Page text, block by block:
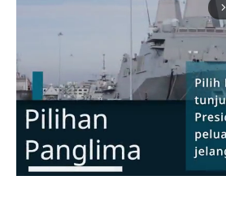
arrow_forward_ios